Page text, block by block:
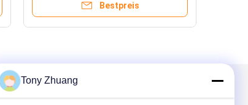
Bestpreis
Tony Zhuang